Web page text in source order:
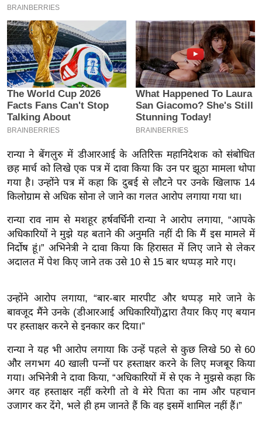
P
L
2
0
2
6
क्रा
इ
म
ई
-
पे
प
मि
सा
ल
मि
सा
श
ख्सि
य
त
रान्या ने बेंगलुरु में डीआरआई के अतिरिक्त महानिदेशक को संबोधित
छह मार्च को लिखे एक पत्र में दावा किया कि उन पर झूठा मामला थोपा
गया है। उन्होंने पत्र में कहा कि दुबई से लौटने पर उनके खिलाफ 14
किलोग्राम से अधिक सोना ले जाने का गलत आरोप लगाया गया था।
रान्या राव नाम से मशहूर हर्षवर्धिनी रान्या ने आरोप लगाया, “आपके
अधिकारियों ने मुझे यह बताने की अनुमति नहीं दी कि मैं इस मामले में
निर्दोष हूं।” अभिनेत्री ने दावा किया कि हिरासत में लिए जाने से लेकर
अदालत में पेश किए जाने तक उसे 10 से 15 बार थप्पड़ मारे गए।
उन्होंने आरोप लगाया, “बार-बार मारपीट और थप्पड़ मारे जाने के
बावजूद मैंने उनके (डीआरआई अधिकारियों)द्वारा तैयार किए गए बयान
पर हस्ताक्षर करने से इनकार कर दिया।”
रान्या ने यह भी आरोप लगाया कि उन्हें पहले से कुछ लिखे 50 से 60
और लगभग 40 खाली पन्नों पर हस्ताक्षर करने के लिए मजबूर किया
गया। अभिनेत्री ने दावा किया, “अधिकारियों में से एक ने मुझसे कहा कि
अगर वह हस्ताक्षर नहीं करेगी तो वे मेरे पिता का नाम और पहचान
उजागर कर देंगे, भले ही हम जानते हैं कि वह इसमें शामिल नहीं हैं।”